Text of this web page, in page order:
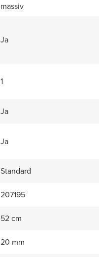
massiv
Ja
1
Ja
Ja
Standard
207195
52 cm
20 mm